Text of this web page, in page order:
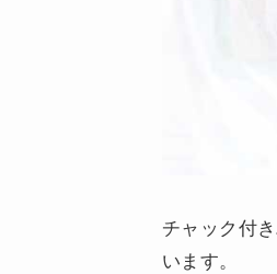
チャック付
います。